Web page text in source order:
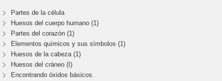
Partes de la célula
Huesos del cuerpo humano (1)
Partes del corazón (1)
Elementos químicos y sus símbolos (1)
Huesos de la cabeza (1)
Huesos del cráneo (I)
Encontrando óxidos básicos.